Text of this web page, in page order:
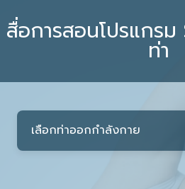
toสื่อการสอนโปรแกร
ท่า
เลือกท่าออกกำลังกาย